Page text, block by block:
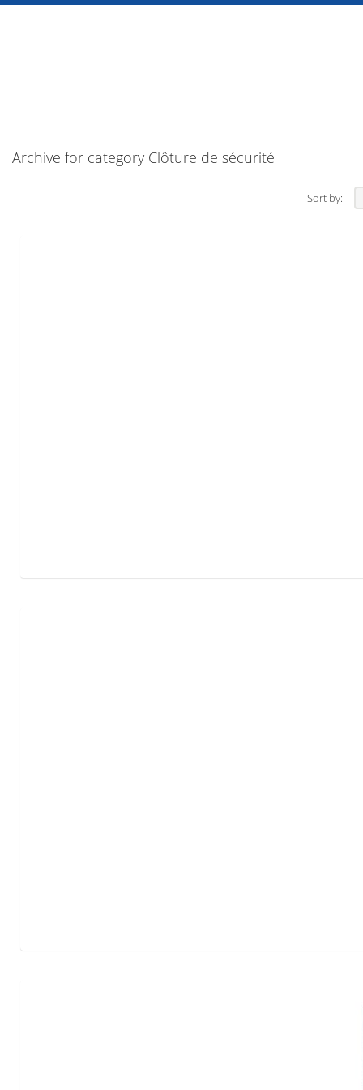
Archive for category Clôture de sécurité
Sort by: